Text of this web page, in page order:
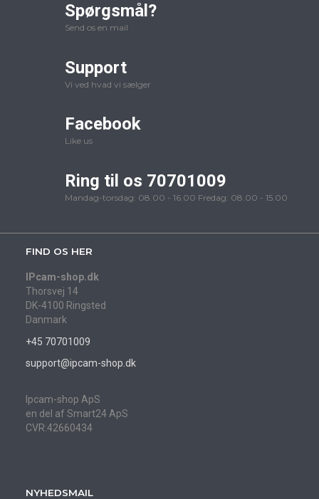
Spørgsmål?
Send os en mail
Support
Vi ved hvad vi sælger
Facebook
Like us
Ring til os 70701009
Mandag-torsdag: 08.00 - 16.00 Fredag: 08.00 - 15.00
FIND OS HER
IPcam-shop.dk
Thorsvej 14
DK-4100 Ringsted
Danmark
+45 70701009
support@ipcam-shop.dk
Ipcam-shop ApS
en del af Smart24 ApS
CVR:42660434
NYHEDSMAIL